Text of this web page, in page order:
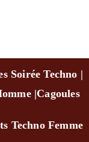
Soirée Techno |
|Cagoules
Techno Femme